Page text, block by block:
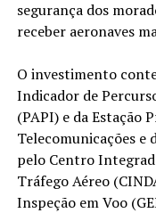
segurança dos
receber aeronaves
O investimento
Indicador de
(PAPI) e da Estação
Telecomunicações e
pelo Centro
Tráfego Aéreo
Inspeção em Voo